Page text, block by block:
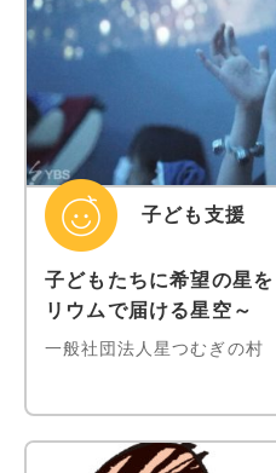
子ども支援
子どもたちに希望の星
リウムで届ける星空～
一般社団法人星つむぎの村